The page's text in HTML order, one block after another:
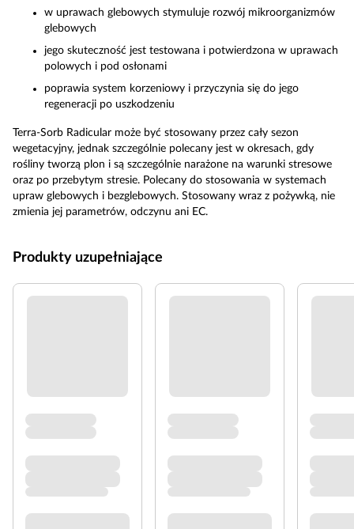
w uprawach glebowych stymuluje rozwój mikroorganizmów
glebowych
jego skuteczność jest testowana i potwierdzona w uprawach
polowych i pod osłonami
poprawia system korzeniowy i przyczynia się do jego
regeneracji po uszkodzeniu
Terra-Sorb Radicular może być stosowany przez cały sezon
wegetacyjny, jednak szczególnie polecany jest w okresach, gdy
rośliny tworzą plon i są szczególnie narażone na warunki stresowe
oraz po przebytym stresie. Polecany do stosowania w systemach
upraw glebowych i bezglebowych. Stosowany wraz z pożywką, nie
zmienia jej parametrów, odczynu ani EC.
Produkty uzupełniające